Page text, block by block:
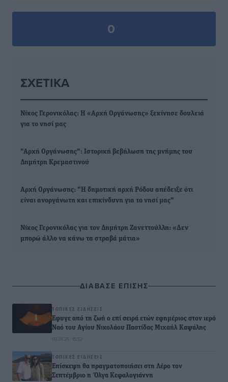
0
ΣΧΕΤΙΚΆ
Νίκος Γερονικόλας: Η «Αρχή Οργάνωσης» ξεκίνησε δουλειά
για το νησί μας
"Αρχή Οργάνωσης": Ιστορική βεβήλωση της μνήμης του
Δημήτρη Κρεμαστινού
Αρχή Οργάνωσης: "Η δημοτική αρχή Ρόδου απέδειξε ότι
είναι ανοργάνωτη και επικίνδυνη για το νησί μας"
Νίκος Γερονικόλας για τον Δημήτρη Ζανεττούλλη: «Δεν
μπορώ άλλο να κάνω τα στραβά μάτια»
ΔΙΑΒΑΣΕ ΕΠΙΣΗΣ
ΤΟΠΙΚΈΣ ΕΙΔΉΣΕΙΣ
Έφυγε από τη ζωή ο επί σειρά ετών εφημέριος στον ιερό
Ναό του Αγίου Νικολάου Παστίδας Μιχαήλ Καψάλης
09.08.26 · 15:52
ΤΟΠΙΚΈΣ ΕΙΔΉΣΕΙΣ
Επίσκεψη θα πραγματοποιήσει στη Λέρο τον
Σεπτέμβριο η Όλγα Κεφαλογιάννη